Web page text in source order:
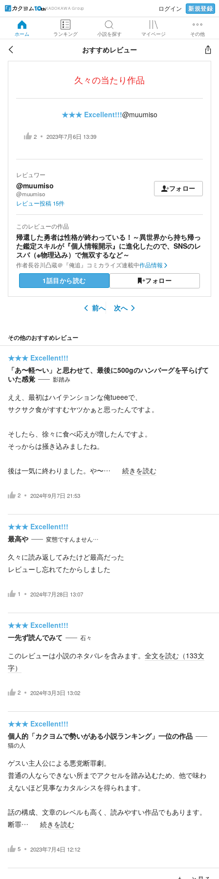
KADOKAWA Group ログイン 新規登録
ホーム ランキング 小説を探す マイページ その他
おすすめレビュー
久々の当たり作品
★★★ Excellent!!!@muumiso
2 2023年7月6日 13:39
レビュワー
@muumiso
@muumiso
フォロー
レビュー投稿 15件
このレビューの作品
帰還した勇者は性格が終わっている！～異世界から持ち帰っ
た鑑定スキルが『個人情報開示』に進化したので、SNSのレ
スバ（※物理込み）で無双するなど～
作者長谷川凸蔵＠『俺追』コミカライズ連載中作品情報
1話目から読む フォロー
前へ 次へ
その他のおすすめレビュー
★★★ Excellent!!!
「あ〜軽〜い」と思わせて、最後に500gのハンバーグを平らげて
いた感覚
影踏み
ええ、最初はハイテンションな俺tueeeで、
サクサク食がすすむヤツかぁと思ったんですよ。
そしたら、徐々に食べ応えが増したんですよ。
そっからは掻き込みましたね。
後は一気に終わりました。や〜… 続きを読む
2 2024年9月7日 21:53
★★★ Excellent!!!
最高や
変態ですんません…
久々に読み返してみたけど最高だった
レビューし忘れてたからしました
1 2024年7月28日 13:07
★★★ Excellent!!!
一先ず読んでみて
石々ゞ
このレビューは小説のネタバレを含みます。 全文を読む（133文
字）
2 2024年3月3日 13:02
★★★ Excellent!!!
個人的「カクヨムで勢いがある小説ランキング」一位の作品
猫の人
ゲスい主人公による悪党断罪劇。
普通の人ならできない所までアクセルを踏み込むため、他で味わ
えないほど見事なカタルシスを得られます。
話の構成、文章のレベルも高く、読みやすい作品でもあります。
断罪…
続きを読む
5 2023年7月4日 12:12